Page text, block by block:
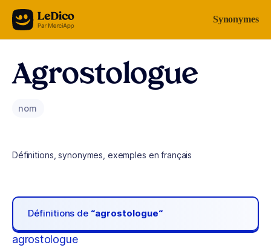
Aller au contenu Synonymes
Agrostologue
nom
Définitions, synonymes, exemples en français
Définitions de “agrostologue“
agrostologue